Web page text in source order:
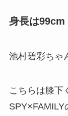
身長は99cm
池村碧彩ちゃ
こちらは膝下
SPY×FAMILY